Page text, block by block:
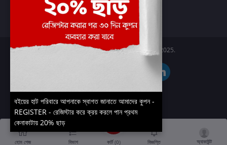
আমার ইচ্ছাগুলি
অর্ডার ট্র্যাকিং
Boier Haat™ | © All rights reserved 2025.
হোম পেজ বিভাগ কার্ট (0) বিজ্ঞপ্তি অ্যাকাউন্ট
বইয়ের হাট পরিবারে আপনাকে স্বাগত জানাতে আমাদের কুপন -
REGISTER - রেজিস্টার করে ক্রয় করলে পান প্রথম
কেনাকাটায় 20% ছাড়